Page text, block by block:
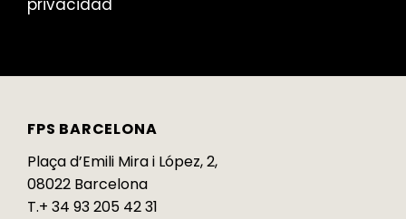
FPS BARCELONA
Plaça d’Emili Mira i López, 2,
08022 Barcelona
T.+ 34 93 205 42 31